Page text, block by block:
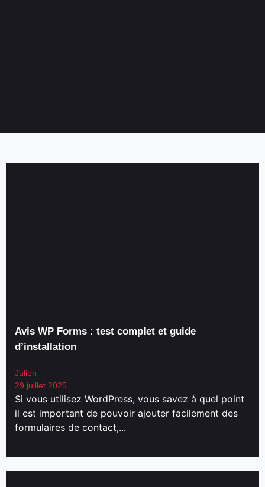
Avis WP Forms : test complet et guide
d’installation
Julien
29 juillet 2025
Si vous utilisez WordPress, vous savez à quel point
il est important de pouvoir ajouter facilement des
formulaires de contact,...